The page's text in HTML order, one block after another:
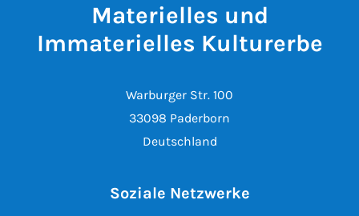
Materielles und
Immaterielles Kulturerbe
Warburger Str. 100
33098 Paderborn
Deutschland
Soziale Netzwerke